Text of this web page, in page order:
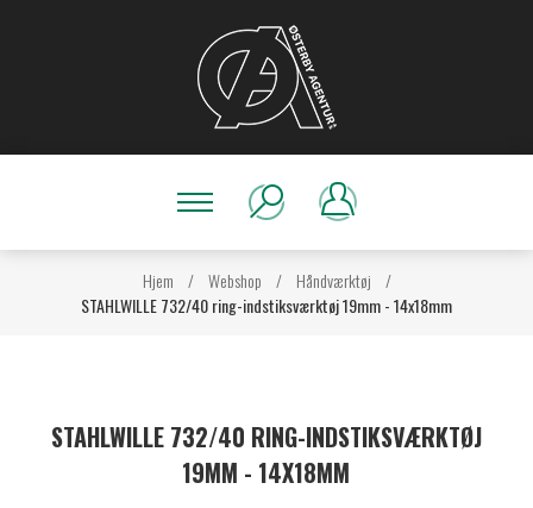
Hjem / Webshop / Håndværktøj
/
STAHLWILLE 732/40 ring-indstiksværktøj 19mm - 14x18mm
STAHLWILLE 732/40 RING-INDSTIKSVÆRKTØJ
19MM - 14X18MM